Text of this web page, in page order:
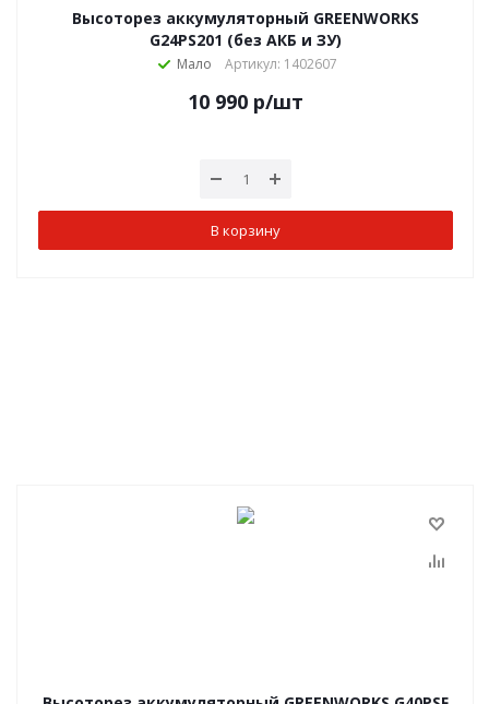
Высоторез аккумуляторный GREENWORKS
G24PS201 (без АКБ и ЗУ)
Мало Артикул: 1402607
10 990 р/шт
В корзину